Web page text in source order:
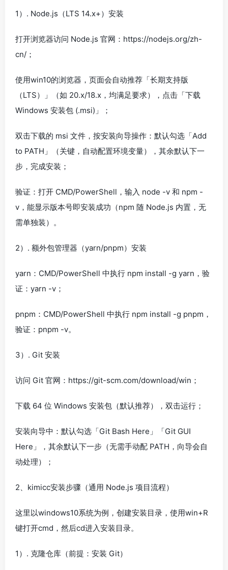
1）. Node.js（LTS 14.x+）安装
打开浏览器访问 Node.js 官网：https://nodejs.org/zh-
cn/；
使用win10的浏览器，页面会自动推荐「长期支持版
（LTS）」（如 20.x/18.x，均满足要求），点击「下载
Windows 安装包 (.msi)」；
双击下载的 msi 文件，按安装向导操作：默认勾选「Add
to PATH」（关键，自动配置环境变量），其余默认下一
步，完成安装；
验证：打开 CMD/PowerShell，输入 node -v 和 npm -
v，能显示版本号即安装成功（npm 随 Node.js 内置，无
需单独装）。
2）. 额外包管理器（yarn/pnpm）安装
yarn：CMD/PowerShell 中执行 npm install -g yarn，验
证：yarn -v；
pnpm：CMD/PowerShell 中执行 npm install -g pnpm，
验证：pnpm -v。
3）. Git 安装
访问 Git 官网：https://git-scm.com/download/win；
下载 64 位 Windows 安装包（默认推荐），双击运行；
安装向导中：默认勾选「Git Bash Here」「Git GUI
Here」，其余默认下一步（无需手动配 PATH，向导会自
动处理）；
2、kimicc安装步骤（通用 Node.js 项目流程）
这里以windows10系统为例，创建安装目录，使用win+R
键打开cmd，然后cd进入安装目录。
1）. 克隆仓库（前提：安装 Git）